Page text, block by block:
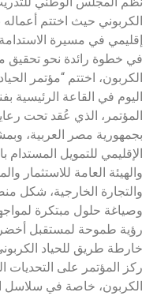
الكربوني حيث اختتم أعماله
إقليمي في مسيرة الاستدامة
في خطوة رائدة نحو
الكربون، اختتم “مؤتمر
اليوم في القاعة الرئيسية
المؤتمر، الذي عُقد تحت
بجمهورية مصر العربية،
الإقليمي للتمويل المستدام
والهيئة العامة للاستثمار
والتجارة الخارجية، شكل
وصياغة حلول مبتكرة
رؤية طموحة لمستقبل
خارطة طريق للحياد
ركز المؤتمر على التحديات
الكربون، خاصة في سلاسل